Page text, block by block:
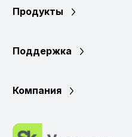
Продукты
Поддержка
Компания